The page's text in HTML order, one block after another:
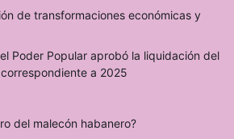
de transformaciones económicas y
Poder Popular aprobó la liquidación del
a 2025
del malecón habanero?